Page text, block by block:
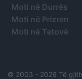
Moti në Durrës
Moti në Prizren
Moti në Tetovë
© 2003 - 2026 Të